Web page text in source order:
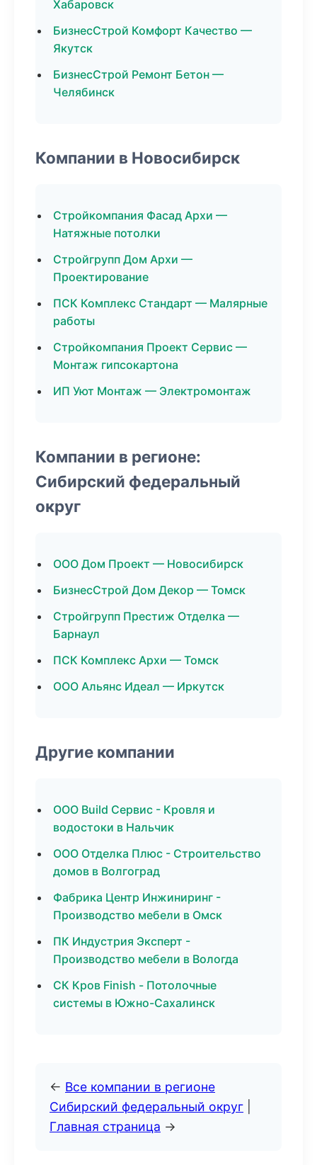
Хабаровск
БизнесСтрой Комфорт Качество —
Якутск
БизнесСтрой Ремонт Бетон —
Челябинск
Компании в Новосибирск
Стройкомпания Фасад Архи —
Натяжные потолки
Стройгрупп Дом Архи —
Проектирование
ПСК Комплекс Стандарт — Малярные
работы
Стройкомпания Проект Сервис —
Монтаж гипсокартона
ИП Уют Монтаж — Электромонтаж
Компании в регионе:
Сибирский федеральный
округ
ООО Дом Проект — Новосибирск
БизнесСтрой Дом Декор — Томск
Стройгрупп Престиж Отделка —
Барнаул
ПСК Комплекс Архи — Томск
ООО Альянс Идеал — Иркутск
Другие компании
ООО Build Сервис - Кровля и
водостоки в Нальчик
ООО Отделка Плюс - Строительство
домов в Волгоград
Фабрика Центр Инжиниринг -
Производство мебели в Омск
ПК Индустрия Эксперт -
Производство мебели в Вологда
СК Кров Finish - Потолочные
системы в Южно-Сахалинск
← Все компании в регионе
Сибирский федеральный округ
Главная страница →